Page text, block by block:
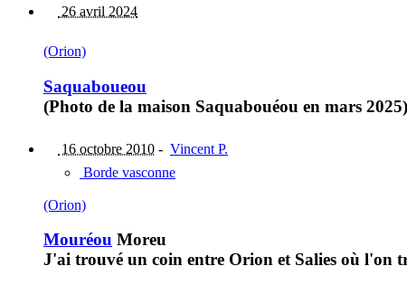
26 avril 2024
(Orion)
Saquaboueou
(Photo de la maison Saquabouéou en mars
16 octobre 2010 - Vincent P.
Borde vasconne
(Orion)
Mouréou Moreu
J'ai trouvé un coin entre Orion et Salies où l'on